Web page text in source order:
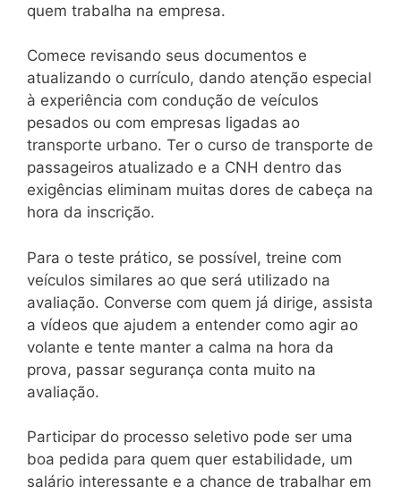
quem trabalha na empresa.
Comece revisando seus documentos e
atualizando o currículo, dando atenção especial
à experiência com condução de veículos
pesados ou com empresas ligadas ao
transporte urbano. Ter o curso de transporte de
passageiros atualizado e a CNH dentro das
exigências eliminam muitas dores de cabeça na
hora da inscrição.
Para o teste prático, se possível, treine com
veículos similares ao que será utilizado na
avaliação. Converse com quem já dirige, assista
a vídeos que ajudem a entender como agir ao
volante e tente manter a calma na hora da
prova, passar segurança conta muito na
avaliação.
Participar do processo seletivo pode ser uma
boa pedida para quem quer estabilidade, um
salário interessante e a chance de trabalhar em